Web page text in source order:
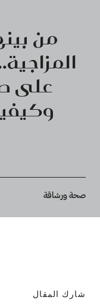
من
على
Breadcrumb
صحة ورشاقة
شارك المقال